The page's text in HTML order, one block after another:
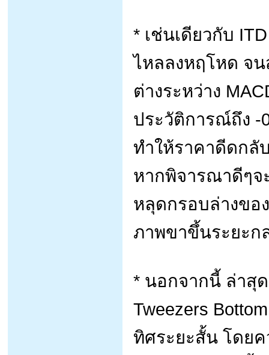
* เช่นเดียวกับ
ไหลลงหฤโหด จ
ต่างระหว่าง
ประวัติการณ์ถึง -
ทำให้ราคาดีดกลั
หากพิจารณาดีๆจ
หลุดกรอบล่างขอ
ภาพขาขึ้นระยะก
* นอกจากนี้ ล่าสุ
Tweezers
ทิศระยะสั้น โดย